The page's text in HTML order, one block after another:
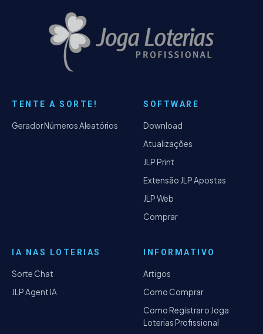
TENTE A SORTE!
Gerador Números Aleatórios
SOFTWARE
Download
Atualizações
JLP Print
Extensão JLP Apostas
JLP Web
Comprar
IA NAS LOTERIAS
Sorte Chat
JLP Agent IA
INFORMATIVO
Artigos
Como Comprar
Como Registrar o Joga
Loterias Profissional